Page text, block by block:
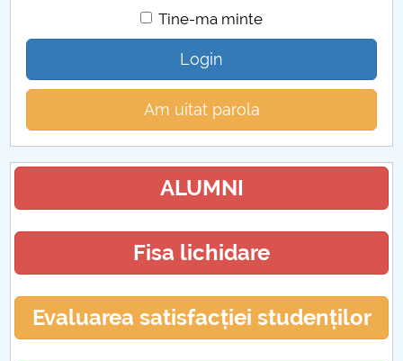
CARPE DIEM
Etica spirituala. Stiinta de a sarbatori Craciunul
Eminescu nu a fost...
PRINCIPATELOR ROMÂNE
PRECAUTĂ
Tine-ma minte
Login
Am uitat parola
ALUMNI
Fisa lichidare
Evaluarea satisfacției studenților